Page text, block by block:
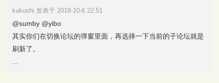
kukushi 发表于 2018-10-6 22:51
@sumby @yibo
其实你们在切换论坛的弹窗里面，再选择一下当前的子论坛就是
刷新了。